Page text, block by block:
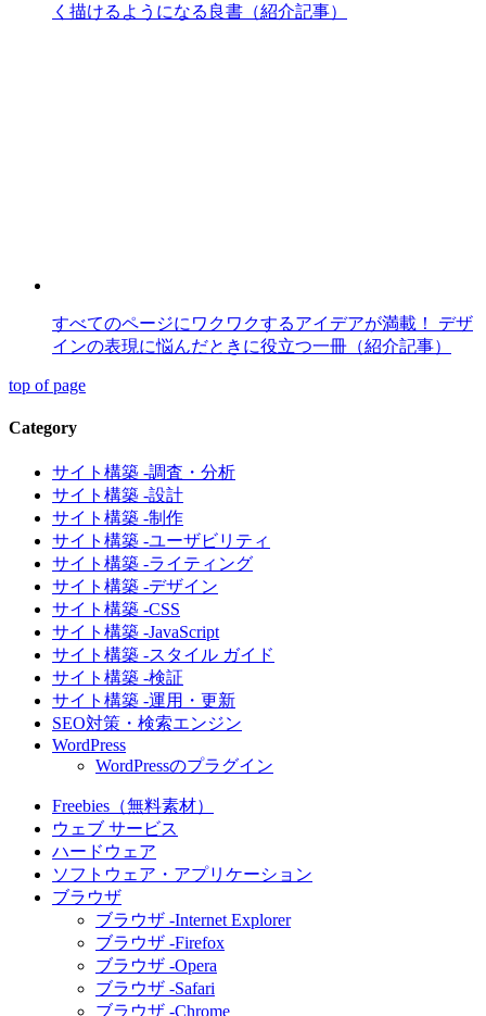
く描けるようになる良書（紹介記事）
すべてのページにワクワクするアイデアが満載！ デザ
インの表現に悩んだときに役立つ一冊（紹介記事）
top of page
Category
サイト構築 -調査・分析
サイト構築 -設計
サイト構築 -制作
サイト構築 -ユーザビリティ
サイト構築 -ライティング
サイト構築 -デザイン
サイト構築 -CSS
サイト構築 -JavaScript
サイト構築 -スタイル ガイド
サイト構築 -検証
サイト構築 -運用・更新
SEO対策・検索エンジン
WordPress
WordPressのプラグイン
Freebies（無料素材）
ウェブ サービス
ハードウェア
ソフトウェア・アプリケーション
ブラウザ
ブラウザ -Internet Explorer
ブラウザ -Firefox
ブラウザ -Opera
ブラウザ -Safari
ブラウザ -Chrome